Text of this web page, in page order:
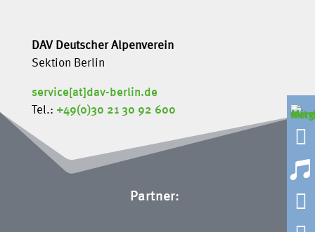
DAV Deutscher Alpenverein
Sektion Berlin
service[at]dav-berlin.de
Tel.: +49(0)30 21 30 92 600
Partner:


